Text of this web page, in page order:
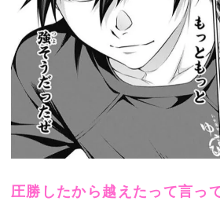
圧勝したから越えたって言っ